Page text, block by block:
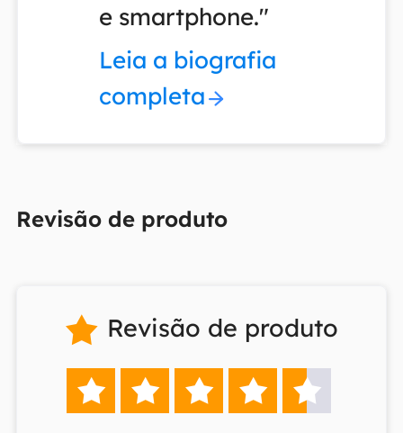
e smartphone."
Leia a biografia
completa
Revisão de produto
 Revisão de produto
    